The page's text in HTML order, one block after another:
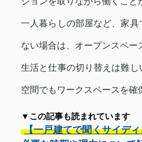
一人暮らしの部屋など、家
ない場合は、オープンスペー
生活と仕事の切り替えは難
空間でもワークスペースを確
▼この記事も読まれています
【一戸建てで聞くサイデ